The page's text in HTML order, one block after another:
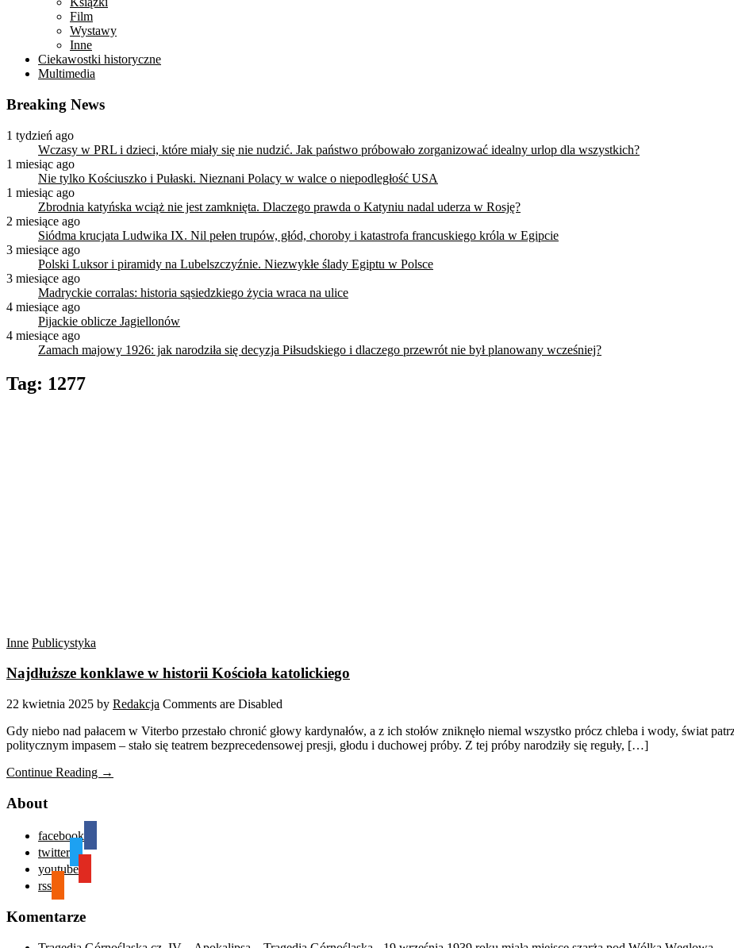
Film
Wystawy
Inne
Ciekawostki historyczne
Multimedia
Breaking News
1 tydzień ago
Wczasy w PRL i dzieci, które miały się nie nudzić. Jak państwo próbowało zorganizować idealny urlop dla wszystkich?
1 miesiąc ago
Nie tylko Kościuszko i Pułaski. Nieznani Polacy w walce o niepodległość USA
1 miesiąc ago
Zbrodnia katyńska wciąż nie jest zamknięta. Dlaczego prawda o Katyniu nadal uderza w Rosję?
2 miesiące ago
Siódma krucjata Ludwika IX. Nil pełen trupów, głód, choroby i katastrofa francuskiego króla w Egipcie
3 miesiące ago
Polski Luksor i piramidy na Lubelszczyźnie. Niezwykłe ślady Egiptu w Polsce
3 miesiące ago
Madryckie corralas: historia sąsiedzkiego życia wraca na ulice
4 miesiące ago
Pijackie oblicze Jagiellonów
4 miesiące ago
Zamach majowy 1926: jak narodziła się decyzja Piłsudskiego i dlaczego przewrót nie był planowany wcześniej?
Tag: 1277
Inne Publicystyka
Najdłuższe konklawe w historii Kościoła katolickiego
22 kwietnia 2025 by Redakcja Comments are Disabled
Gdy niebo nad pałacem w Viterbo przestało chronić głowy kardynałów, a z ich stołów zniknęło niemal wszystko prócz chleba i wody, świat
politycznym impasem – stało się teatrem bezprecedensowej presji, głodu i duchowej próby. Z tej próby narodziły się reguły, […]
Continue Reading →
About
facebook
twitter
youtube
rss
Komentarze